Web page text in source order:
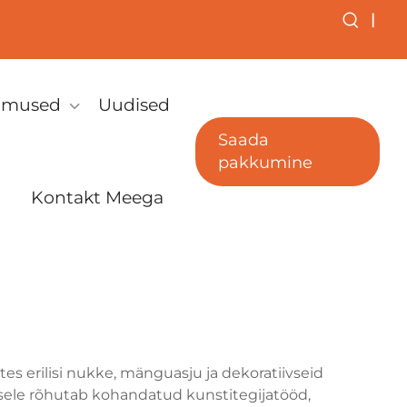
|
Uudised
Kontakt Meega
Saada
pakkumine
erilisi nukke, mänguasju ja dekoratiivseid
rõhutab kohandatud kunstitegijatööd,